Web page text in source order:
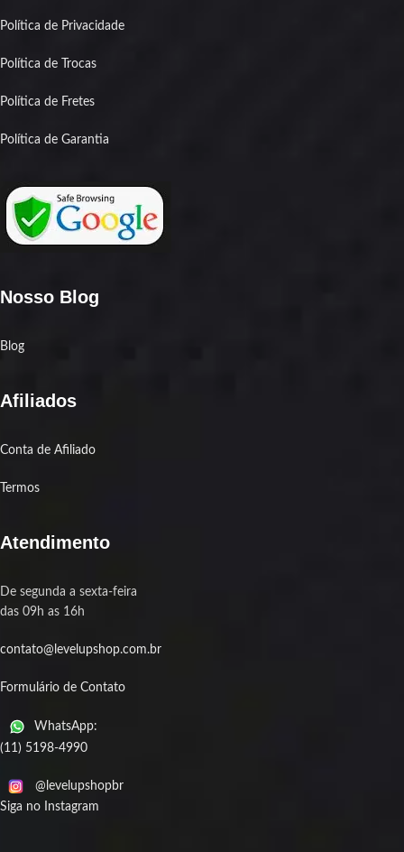
Política de Privacidade
Política de Trocas
Política de Fretes
Política de Garantia
Nosso Blog
Blog
Afiliados
Conta de Afiliado
Termos
Atendimento
De segunda a sexta-feira
das 09h as 16h
contato@levelupshop.com.br
Formulário de Contato
WhatsApp:
(11) 5198-4990
@levelupshopbr
Siga no Instagram